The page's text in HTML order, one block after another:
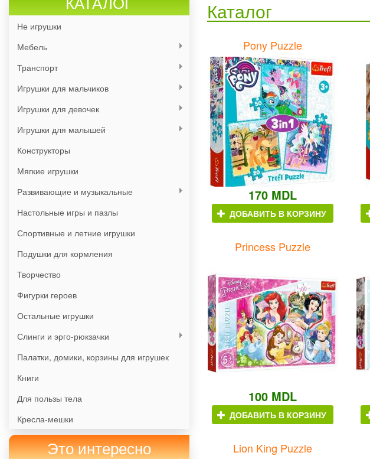
Не игрушки
Мебель
Транспорт
Игрушки для мальчиков
Игрушки для девочек
Игрушки для малышей
Конструкторы
Мягкие игрушки
Развивающие и музыкальные
Настольные игры и пазлы
Спортивные и летние игрушки
Подушки для кормления
Творчество
Фигурки героев
Остальные игрушки
Слинги и эрго-рюкзачки
Палатки, домики, корзины для игрушек
Книги
Для пользы тела
Кресла-мешки
Это интересно
Каталог
Pony Puzzle
170 MDL
ДОБАВИТЬ В КОРЗИНУ
Princess Puzzle
100 MDL
ДОБАВИТЬ В КОРЗИНУ
Lion King Puzzle